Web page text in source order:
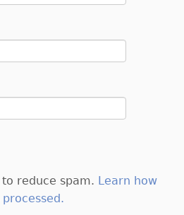
reduce spam. Learn how